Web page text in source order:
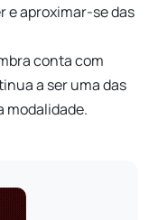
e aproximar-se das
conta com
a ser uma das
modalidade.